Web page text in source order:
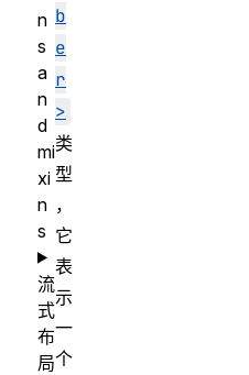
b
e
r
>
类
型
，
它
表
示
一
个
n
s
a
n
d
mi
xi
n
s
流
式
布
局